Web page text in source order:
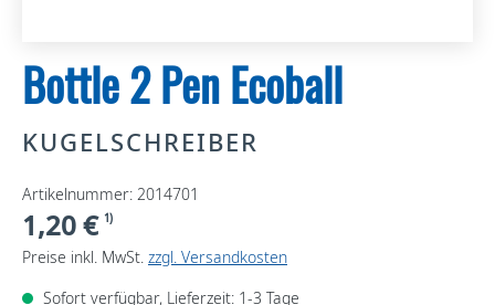
Bottle 2 Pen Ecoball
KUGELSCHREIBER
Artikelnummer: 2014701
1,20 € 1)
Preise inkl. MwSt. zzgl. Versandkosten
Sofort verfügbar, Lieferzeit: 1-3 Tage